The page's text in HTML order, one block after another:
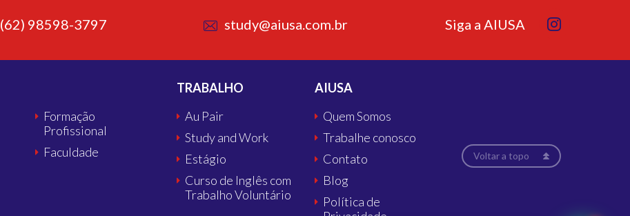
(62) 98598-3797 study@aiusa.com.br Siga a AIUSA
Formação
Profissional
Faculdade
TRABALHO
Au Pair
Study and Work
Estágio
Curso de Inglês com
Trabalho Voluntário
AIUSA
Quem Somos
Trabalhe conosco
Contato
Blog
Política de
Voltar a topo